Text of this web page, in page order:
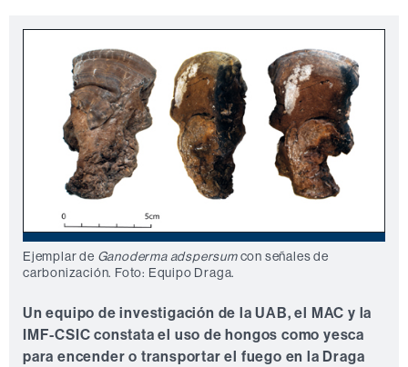
Ejemplar de Ganoderma adspersumcon señales de
carbonización. Foto: Equipo Draga.
Un equipo de investigación de la UAB, el MAC y la
IMF-CSIC constata el uso de hongos como yesca
para encender o transportar el fuego en la Draga